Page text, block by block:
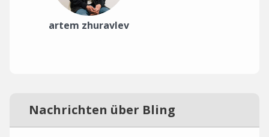
artem zhuravlev
Nachrichten über Bling